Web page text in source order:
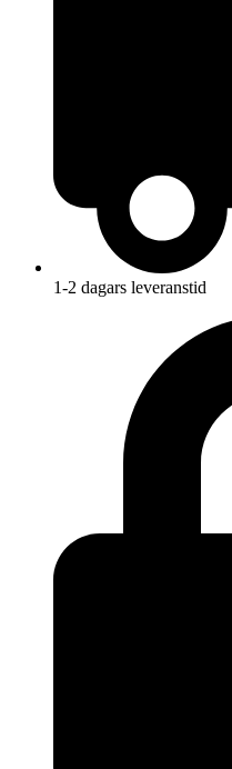
1-2 dagars leveranstid